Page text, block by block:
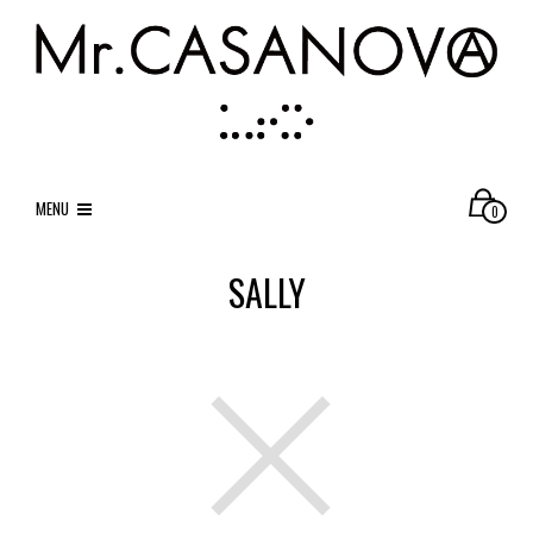
MENU 0
SALLY